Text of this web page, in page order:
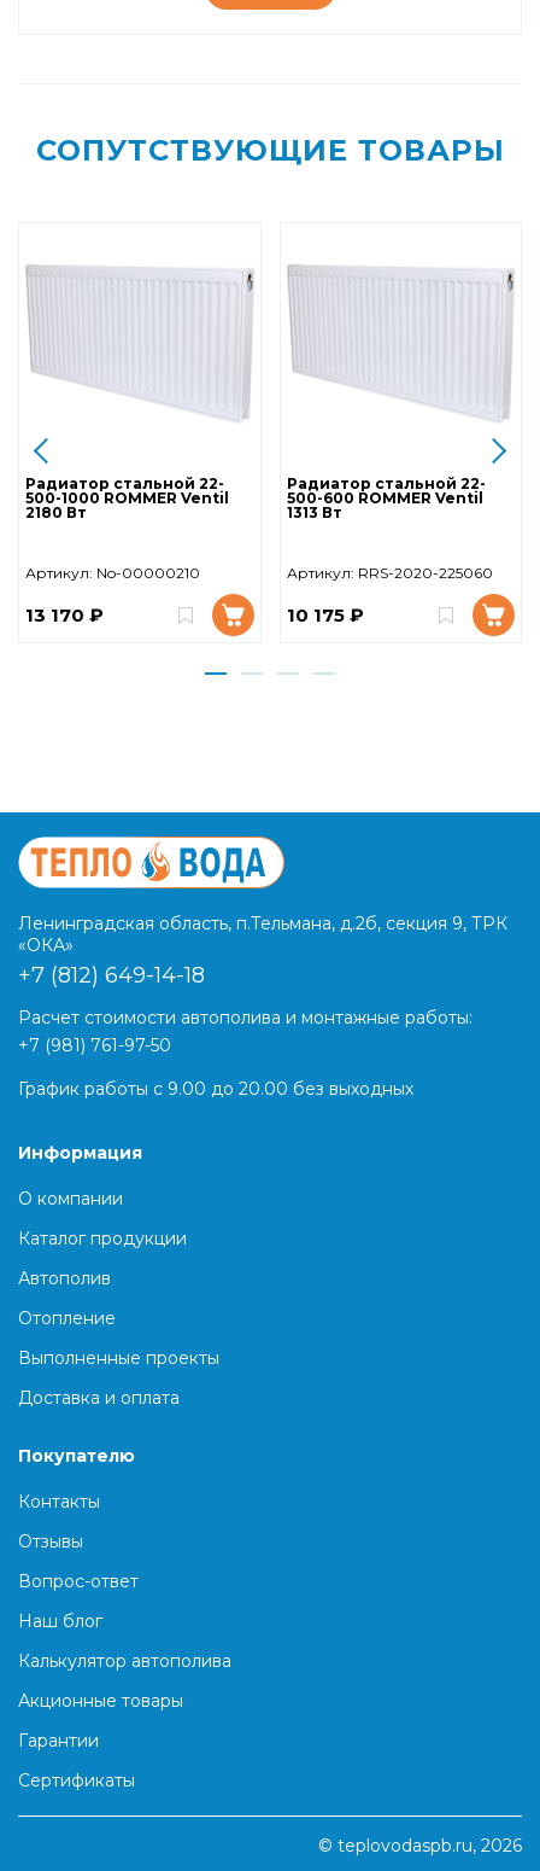
СОПУТСТВУЮЩИЕ ТОВАРЫ
Радиатор стальной 22-
500-1000 ROMMER Ventil
2180 Вт
Артикул: No-00000210
13 170 ₽
Радиатор стальной 22-
500-600 ROMMER Ventil
1313 Вт
Артикул: RRS-2020-225060
10 175 ₽
Ленинградская область, п.Тельмана, д.2б, секция 9, ТРК
«ОКА»
+7 (812) 649-14-18
Расчет стоимости автополива и монтажные работы:
+7 (981) 761-97-50
График работы с 9.00 до 20.00 без выходных
Информация
О компании
Каталог продукции
Автополив
Отопление
Выполненные проекты
Доставка и оплата
Покупателю
Контакты
Отзывы
Вопрос-ответ
Наш блог
Калькулятор автополива
Акционные товары
Гарантии
Сертификаты
© teplovodaspb.ru, 2026